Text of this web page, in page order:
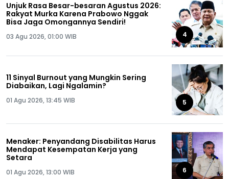
Unjuk Rasa Besar-besaran Agustus 2026:
Rakyat Murka Karena Prabowo Nggak
Bisa Jaga Omongannya Sendiri!
03 Agu 2026, 01:00 WIB 4
11 Sinyal Burnout yang Mungkin Sering
Diabaikan, Lagi Ngalamin?
01 Agu 2026, 13:45 WIB 5
Menaker: Penyandang Disabilitas Harus
Mendapat Kesempatan Kerja yang
Setara
01 Agu 2026, 13:00 WIB 6